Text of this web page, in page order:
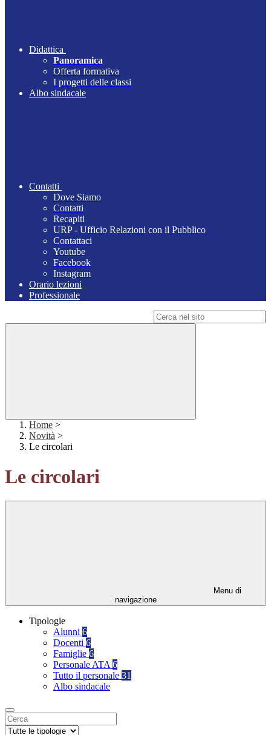
Didattica
Panoramica
Offerta formativa
I progetti delle classi
Albo sindacale
Contatti
Dove Siamo
Contatti
Recapiti
URP - Ufficio Relazioni con il Pubblico
Contattaci
Youtube
Facebook
Instagram
Orario lezioni
Professionale
Home >
Novità >
Le circolari
Le circolari
Menu di
navigazione
Tipologie
Alunni 6
Docenti 6
Famiglie 6
Personale ATA 6
Tutto il personale 31
Albo sindacale